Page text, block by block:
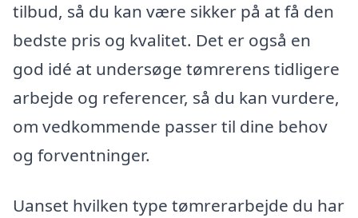
tilbud, så du kan være sikker på at få den
bedste pris og kvalitet. Det er også en
god idé at undersøge tømrerens tidligere
arbejde og referencer, så du kan vurdere,
om vedkommende passer til dine behov
og forventninger.
Uanset hvilken type tømrerarbejde du har